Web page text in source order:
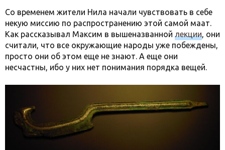
Со временем жители Нила начали чувствовать в себе
некую миссию по распространению этой самой маат.
Как рассказывал Максим в вышеназванной лекции, они
считали, что все окружающие народы уже побеждены,
просто они об этом еще не знают. А еще они
несчастны, ибо у них нет понимания порядка вещей.